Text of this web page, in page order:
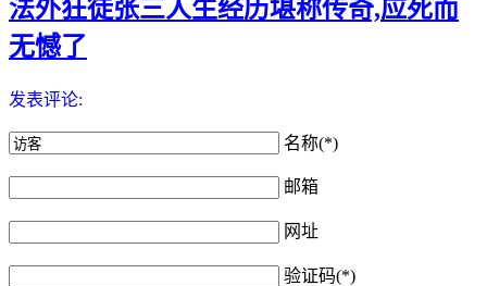
法外狂徒张三人生经历堪称传奇,应死而
无憾了
发表评论:
名称(*)
邮箱
网址
验证码(*)